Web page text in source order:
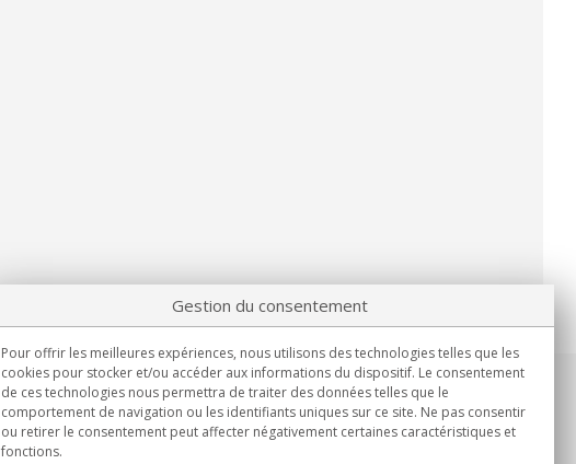
Informations
Lun.-Ven. 9h00 - 15h00.
Livraison en
Gestion du consentement
Pour offrir les meilleures expériences, nous utilisons des technologies telles que les
cookies pour stocker et/ou accéder aux informations du dispositif. Le consentement
de ces technologies nous permettra de traiter des données telles que le
comportement de navigation ou les identifiants uniques sur ce site. Ne pas consentir
ou retirer le consentement peut affecter négativement certaines caractéristiques et
fonctions.